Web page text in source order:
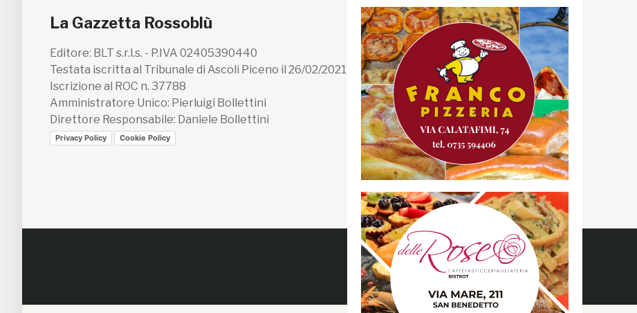
La Gazzetta Rossoblù
Editore: BLT s.r.l.s. - P.IVA 02405390440
Testata iscritta al Tribunale di Ascoli Piceno il 26/02/2021 n. 199/2021
Iscrizione al ROC n. 37788
Amministratore Unico: Pierluigi Bollettini
Direttore Responsabile: Daniele Bollettini
Privacy Policy Cookie Policy
Segui la GRB
Facebook
Instagram
Twitter
Youtube
Gazzetta RossoBlù